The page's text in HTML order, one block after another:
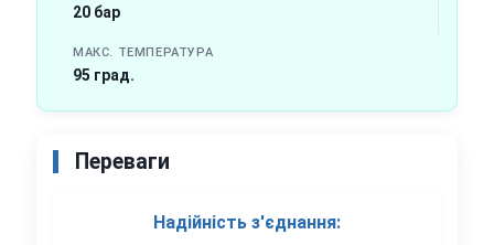
20 бар
МАКС. ТЕМПЕРАТУРА
95 град.
Переваги
Надійність з'єднання: